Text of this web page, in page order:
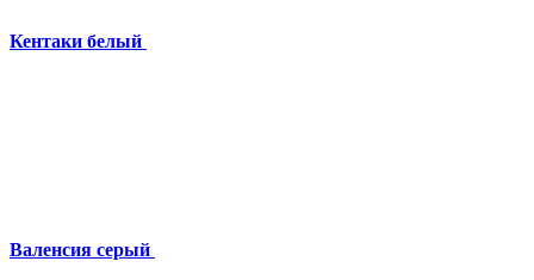
Кентаки белый
Валенсия серый